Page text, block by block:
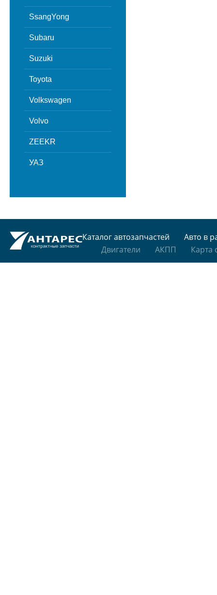
SsangYong
Subaru
Suzuki
Toyota
Volkswagen
Volvo
ZEEKR
УАЗ
Каталог автозапчастей
Авто в
Двигатели
АКПП Карта